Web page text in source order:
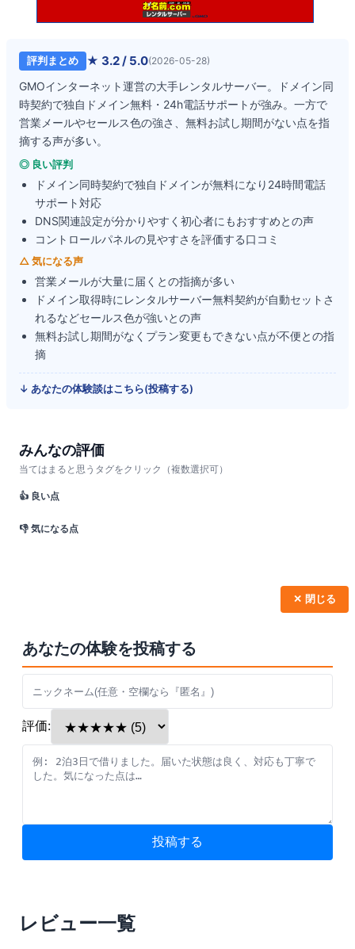
評判まとめ ★ 3.2/ 5.0(2026-05-28)
GMOインターネット運営の大手レンタルサーバー。ドメイン同
時契約で独自ドメイン無料・24h電話サポートが強み。一方で
営業メールやセールス色の強さ、無料お試し期間がない点を指
摘する声が多い。
◎ 良い評判
ドメイン同時契約で独自ドメインが無料になり24時間電話
サポート対応
DNS関連設定が分かりやすく初心者にもおすすめとの声
コントロールパネルの見やすさを評価する口コミ
△ 気になる声
営業メールが大量に届くとの指摘が多い
ドメイン取得時にレンタルサーバー無料契約が自動セットさ
れるなどセールス色が強いとの声
無料お試し期間がなくプラン変更もできない点が不便との指
摘
↓ あなたの体験談はこちら(投稿する)
みんなの評価
当てはまると思うタグをクリック（複数選択可）
👍 良い点
👎 気になる点
✕ 閉じる
あなたの体験を投稿する
評価:
投稿する
レビュー一覧